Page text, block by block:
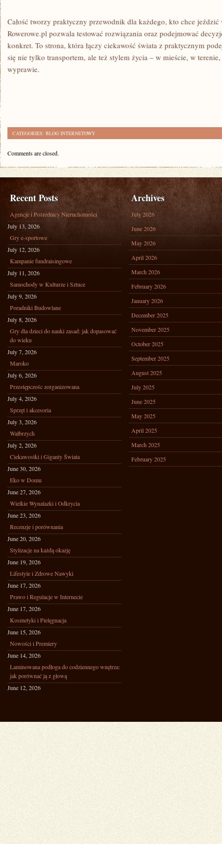
Całość tworzy praktyczny przewodnik dla każdego, kto chce
Rowerowe.pl pozwala testować rozwiązania oraz podejmować
konkret. To strona, która łączy ciekawość świata z praktycznym
się nie tylko transportem, ale też stylem życia – w mieście, w
wyprawie.
CATEGORIES: BLOG INTERNETOWY
Comments are closed.
Recent Posts
Agencje i Pośrednicy Nieruchomości
July 13, 2026
Gry e-sportowe
July 12, 2026
Kampanie fundraisingowe
July 11, 2026
Samochody w Kulturze i Sztuce
July 9, 2026
Poradniki Budowlane
July 8, 2026
Gry dla dzieci do nauki zasad: jak dopasować
do wieku
July 7, 2026
Maroko
July 6, 2026
Przestępczośc zorganizowana
July 4, 2026
Sprzęt i akcesoria
July 3, 2026
Wałbrzych
July 2, 2026
Ciekawostki i Giganty Świata
June 30, 2026
Eko w Domu
June 27, 2026
Wielkie Wynalazki i Odkrycia
June 23, 2026
Recenzje i porównania
June 20, 2026
Stylizacje na każdą okazję
June 19, 2026
Lifestyle i Zdrowe Nawyki
June 17, 2026
Prawo i Regulacje w Internecie
June 17, 2026
Kosmetyki i Pielęgnacja
June 15, 2026
Nowości i Premiery
June 14, 2026
Laminowana podłoga do codziennego wnętrza:
jak porównać ją z głową
June 12, 2026
Archives
July 2026
June 2026
May 2026
April 2026
March 2026
February 2026
January 2026
December 2025
November 2025
October 2025
September 2025
August 2025
July 2025
June 2025
May 2025
April 2025
March 2025
February 2025